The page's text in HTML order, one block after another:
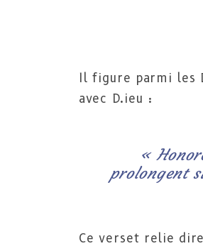
Il figure parmi les
avec D.ieu :
«
prolongent
Ce verset relie